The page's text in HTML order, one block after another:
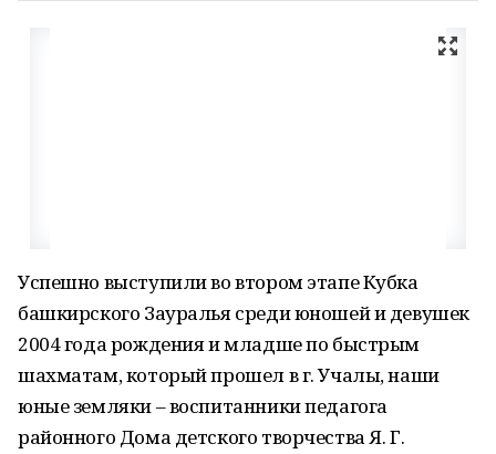
Успешно выступили во втором этапе Кубка
башкирского Зауралья среди юношей и девушек
2004 года рождения и младше по быстрым
шахматам, который прошел в г. Учалы, наши
юные земляки – воспитанники педагога
районного Дома детского творчества Я. Г.